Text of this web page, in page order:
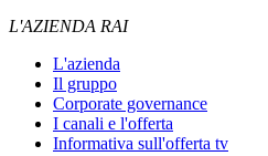
L'AZIENDA RAI
L'azienda
Il gruppo
Corporate governance
I canali e l'offerta
Informativa sull'offerta tv